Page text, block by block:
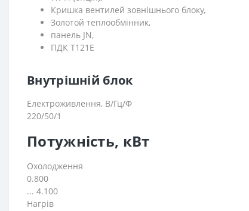
Кришка вентилей зовнішнього блоку,
Золотой теплообмінник,
панель JN,
ПДК T121E
Внутрішній блок
Електроживлення, В/Гц/Ф
220/50/1
Потужність, кВт
Охолодження
0.800
... 4.100
Нагрів